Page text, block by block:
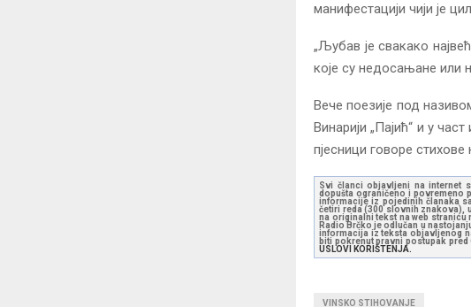
манифестацији чији је
„Љубав је свакако
које су недосањане или
Вече поезије под
Винарији „Пајић“ и у
пјесници говоре
Svi članci objavljeni na internet
dopušta ograničeno i povremeno
informacije iz pojedinih članaka
četiri reda (300 slovnih znakova),
na originalni tekst na web
Radio Brčko je odlučan u
informacija iz teksta objavljenog
biti pokrenut pravni postupak
USLOVI KORIŠTENJA.
VINSKO STIHOVANJE